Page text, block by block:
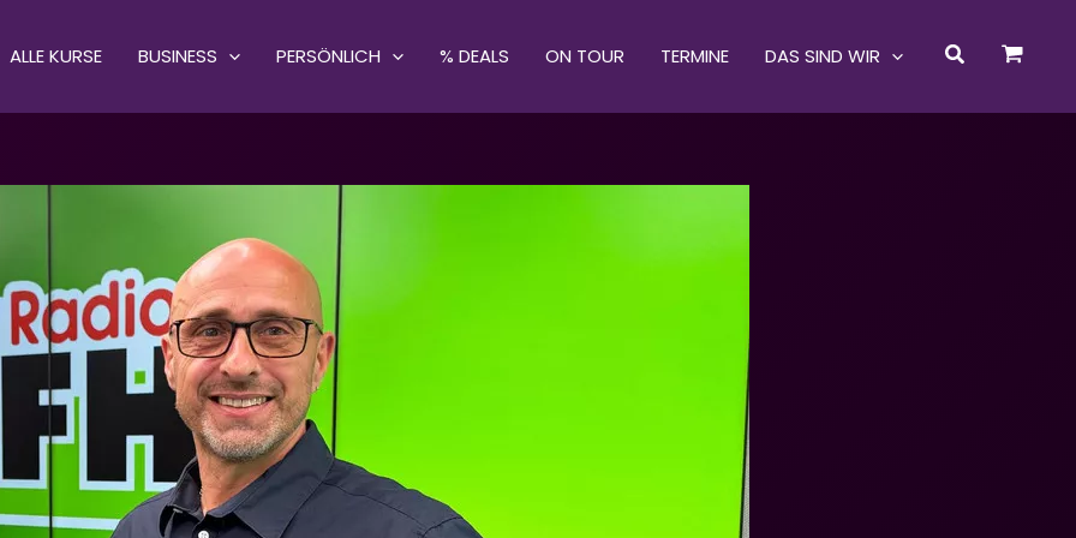
ALLE KURSE BUSINESS PERSÖNLICH % DEALS ON TOUR TERMINE DAS SIND WIR Suchen